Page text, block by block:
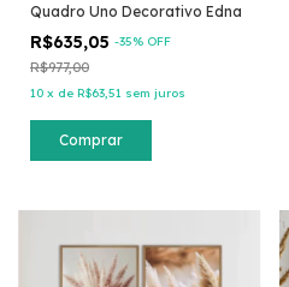
Quadro Uno Decorativo Edna
R$635,05 -35% OFF
R$977,00
10 x de R$63,51 sem juros
Comprar